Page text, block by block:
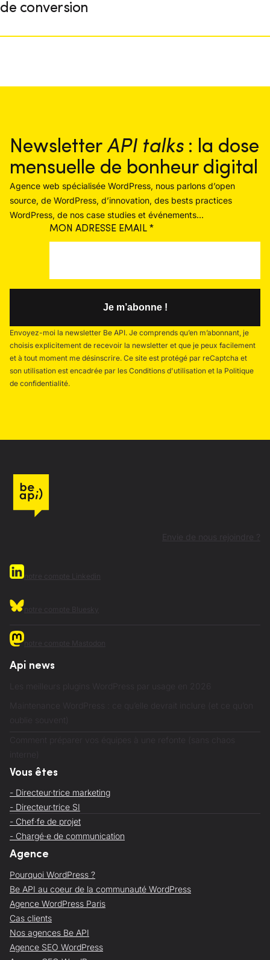
de conversion
Newsletter API talks: la dose
mensuelle de bonheur digital
Agence web spécialisée WordPress, nous parlons d’open
source, de WordPress, d’innovation, des bests practices
WordPress, de nos case studies et événements…
MON ADRESSE EMAIL *
Envoyez-moi la newsletter Be API. Je comprends qu’en m’abonnant, je
choisis explicitement de recevoir la newsletter et que je peux facilement
et à tout moment me désinscrire. Ce site est protégé par reCaptcha et
son utilisation est encadrée par les Conditions d'utilisation et la Politique
de confidentialité.
Envie de nous rejoindre ?
Api news
Vous êtes
- Directeur·trice marketing
- Directeur·trice SI
- Chef·fe de projet
- Chargé·e de communication
Agence
Pourquoi WordPress ?
Be API au coeur de la communauté WordPress
Agence WordPress Paris
Cas clients
Nos agences Be API
Agence SEO WordPress